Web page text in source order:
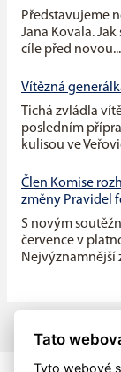
Představujeme
Jana Kovala.
cíle před novou...
Vítězná
Tichá zvládla
posledním
kulisou ve
Člen Komise
změny Pravidel
S novým
července v
Nejvýznamnější
Tato
Tyto webové